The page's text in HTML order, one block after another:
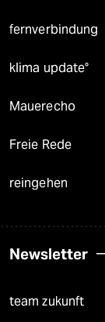
fernverbindung
klima update°
Mauerecho
Freie Rede
reingehen
Newsletter
team zukunft